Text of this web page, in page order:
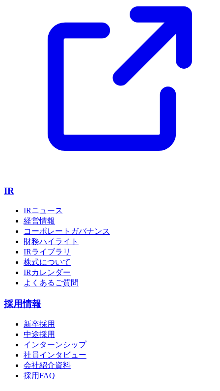
IR
IRニュース
経営情報
コーポレートガバナンス
財務ハイライト
IRライブラリ
株式について
IRカレンダー
よくあるご質問
採用情報
新卒採用
中途採用
インターンシップ
社員インタビュー
会社紹介資料
採用FAQ